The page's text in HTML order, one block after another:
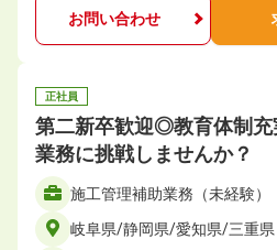
お問い合わせ
正社員
第二新卒歓迎◎教育体制
業務に挑戦しませんか？
施工管理補助業務（未経験）
岐阜県/静岡県/愛知県/三重県